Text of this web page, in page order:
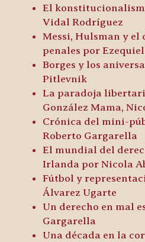
El
Vidal Rodríguez
Messi, Hulsman y el
penales por
Borges y los
Pitlevnik
La paradoja
González Mama,
Crónica del mini-
Roberto Gargarella
El mundial del
Irlanda por Nicola
Fútbol y
Álvarez Ugarte
Un derecho en mal
Gargarella
Una década en la